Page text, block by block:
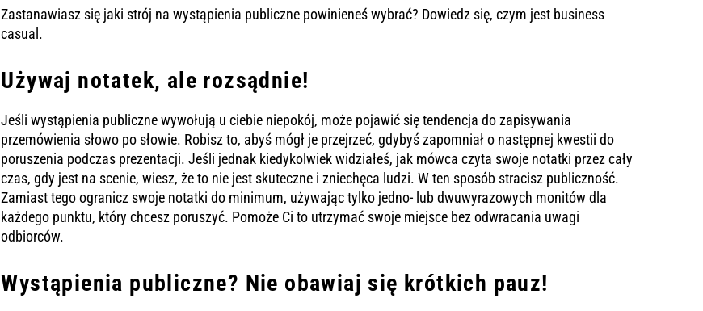
Zastanawiasz się jaki strój na wystąpienia publiczne powinieneś wybrać? Dowiedz się,czym jest business
casual .
Używaj notatek, ale rozsądnie!
Jeśli wystąpienia publiczne wywołują u ciebie niepokój, może pojawić się tendencja do zapisywania
przemówienia słowo po słowie. Robisz to, abyś mógł je przejrzeć, gdybyś zapomniał o następnej kwestii do
poruszenia podczas prezentacji. Jeśli jednak kiedykolwiek widziałeś, jak mówca czyta swoje notatki przez cały
czas, gdy jest na scenie, wiesz, że to nie jest skuteczne i zniechęca ludzi. W ten sposób stracisz publiczność.
Zamiast tego ogranicz swoje notatki do minimum, używając tylko jedno- lub dwuwyrazowych monitów dla
każdego punktu, który chcesz poruszyć. Pomoże Ci to utrzymać swoje miejsce bez odwracania uwagi
odbiorców.
Wystąpienia publiczne? Nie obawiaj się krótkich pauz!